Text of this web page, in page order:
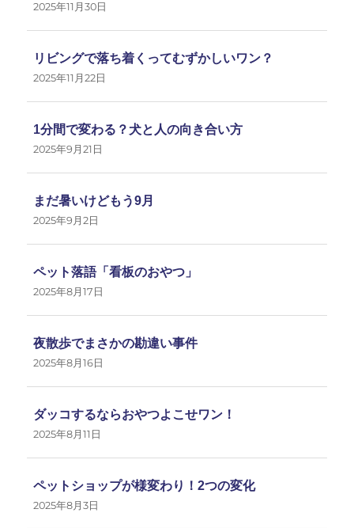
2025年11月30日
リビングで落ち着くってむずかしいワン？
2025年11月22日
1分間で変わる？犬と人の向き合い方
2025年9月21日
まだ暑いけどもう9月
2025年9月2日
ペット落語「看板のおやつ」
2025年8月17日
夜散歩でまさかの勘違い事件
2025年8月16日
ダッコするならおやつよこせワン！
2025年8月11日
ペットショップが様変わり！2つの変化
2025年8月3日